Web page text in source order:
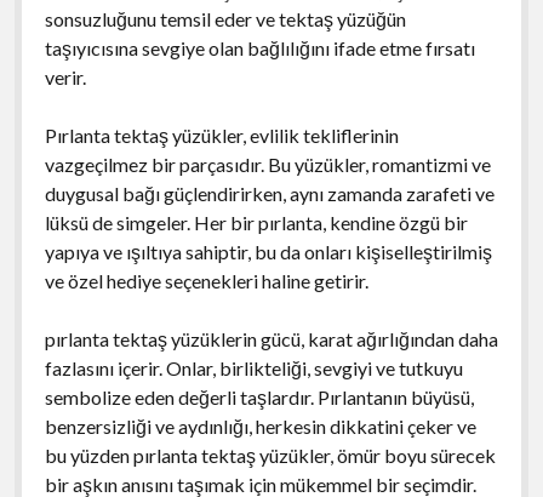
sonsuzluğunu temsil eder ve tektaş yüzüğün
taşıyıcısına sevgiye olan bağlılığını ifade etme fırsatı
verir.
Pırlanta tektaş yüzükler, evlilik tekliflerinin
vazgeçilmez bir parçasıdır. Bu yüzükler, romantizmi ve
duygusal bağı güçlendirirken, aynı zamanda zarafeti ve
lüksü de simgeler. Her bir pırlanta, kendine özgü bir
yapıya ve ışıltıya sahiptir, bu da onları kişiselleştirilmiş
ve özel hediye seçenekleri haline getirir.
pırlanta tektaş yüzüklerin gücü, karat ağırlığından daha
fazlasını içerir. Onlar, birlikteliği, sevgiyi ve tutkuyu
sembolize eden değerli taşlardır. Pırlantanın büyüsü,
benzersizliği ve aydınlığı, herkesin dikkatini çeker ve
bu yüzden pırlanta tektaş yüzükler, ömür boyu sürecek
bir aşkın anısını taşımak için mükemmel bir seçimdir.